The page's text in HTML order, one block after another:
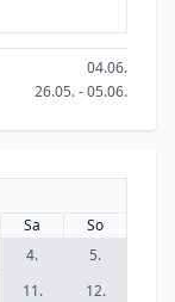
04.06.
26.05. - 05.06.
Sa
So
4.
5.
11.
12.